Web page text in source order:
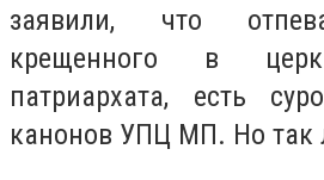
заявили, что
крещенного в
патриархата, есть
канонов УПЦ МП. Но так